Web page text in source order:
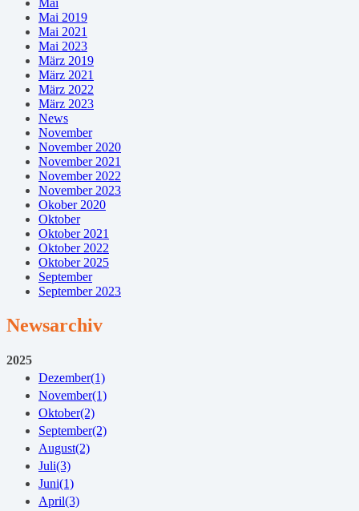
Mai 2019
Mai 2021
Mai 2023
März 2019
März 2021
März 2022
März 2023
News
November
November 2020
November 2021
November 2022
November 2023
Okober 2020
Oktober
Oktober 2021
Oktober 2022
Oktober 2025
September
September 2023
Newsarchiv
2025
Dezember(1)
November(1)
Oktober(2)
September(2)
August(2)
Juli(3)
Juni(1)
April(3)